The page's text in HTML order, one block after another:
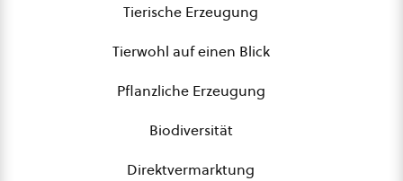
Tierische Erzeugung
Tierwohl auf einen Blick
Pflanzliche Erzeugung
Biodiversität
Direktvermarktung